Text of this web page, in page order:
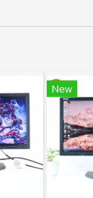
New